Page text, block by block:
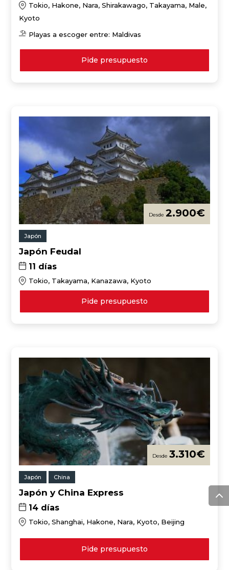
Tokio, Hakone, Nara, Shirakawago, Takayama, Male,
Kyoto
Playas a escoger entre: Maldivas
Pide presupuesto
2.900€
Japón
Japón Feudal
11 días
Tokio, Takayama, Kanazawa, Kyoto
Pide presupuesto
3.310€
Japón China
Japón y China Express
14 días
Tokio, Shanghai, Hakone, Nara, Kyoto, Beijing
Pide presupuesto